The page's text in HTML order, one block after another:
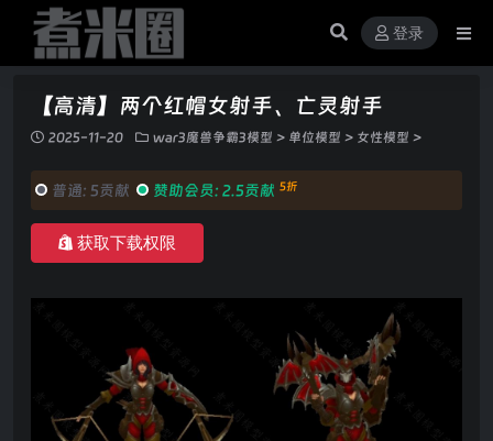
登录
【高清】两个红帽女射手、亡灵射手
2025-11-20 war3魔兽争霸3模型 > 单位模型 > 女性模型 >
普通: 5贡献 赞助会员: 2.5贡献 5折
获取下载权限